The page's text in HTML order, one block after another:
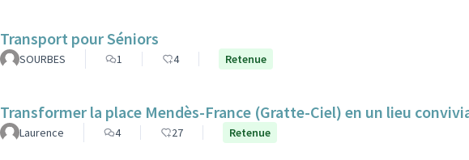
Transport pour Séniors
SOURBES 1 4 Retenue
Transformer la place Mendès-France (Gratte-Ciel) en un lieu
Laurence 4 27 Retenue